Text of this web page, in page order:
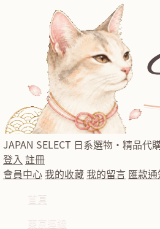
JAPAN SELECT 日系選物・精品代
登入 註冊
會員中心我的收藏我的留言 匯款
首頁
東京連線